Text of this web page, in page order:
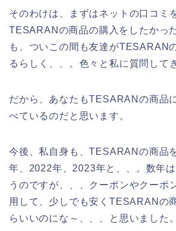
そのわけは、まずはネットの口コミ
TESARANの商品の購入をしたかっ
も、ついこの間も友達がTESARAN
るらしく、、。色々と私に質問して
だから、あなたもTESARANの商品
べているのだと思います。
今後、私自身も、TESARANの商品
年、2022年、2023年と、、。数年
うのですが、、、クーポンやクーポ
用して、少しでも安くTESARANの
らいいのにな～、、、と思いました。